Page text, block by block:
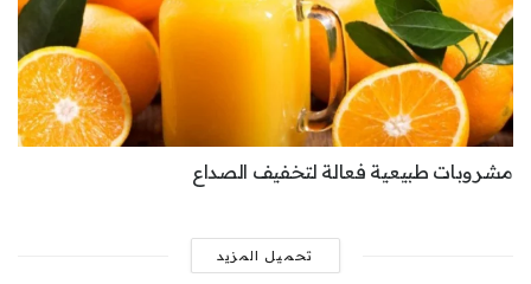
مشروبات طبيعية فعالة لتخفيف الصداع
تحميل المزيد